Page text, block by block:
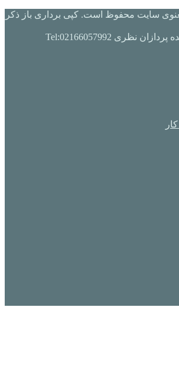
سایت محفوظ است. کپی برداری باز ذکر
طراحی و پشتیبانی: ایده پردازان نظری Tel:02166057992